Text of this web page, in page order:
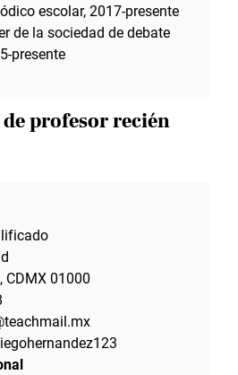
escolar, 2017-presente
de la sociedad de debate
presente
profesor recién
CDMX 01000